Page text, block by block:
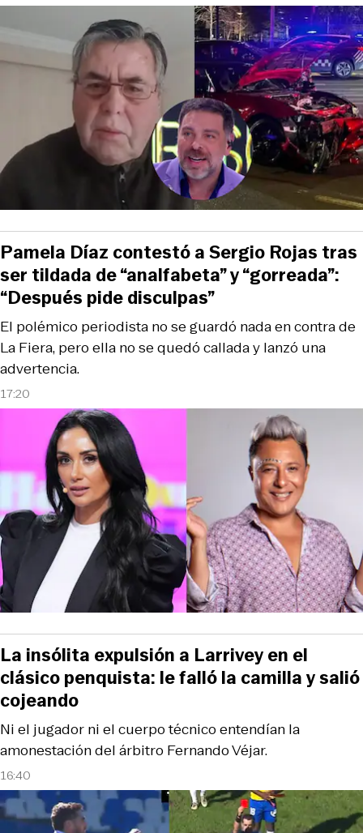
17:20
El polémico periodista no se guardó nada en contra de
La Fiera, pero ella no se quedó callada y lanzó una
advertencia.
Pamela Díaz contestó a Sergio Rojas tras
ser tildada de “analfabeta” y “gorreada”:
“Después pide disculpas”
16:40
Ni el jugador ni el cuerpo técnico entendían la
amonestación del árbitro Fernando Véjar.
La insólita expulsión a Larrivey en el
clásico penquista: le falló la camilla y salió
cojeando